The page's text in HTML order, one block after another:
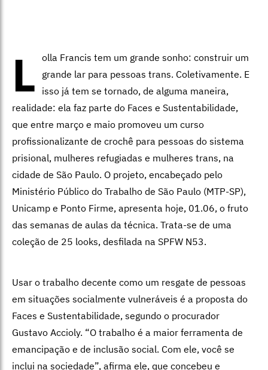
L olla Francis tem um grande sonho: construir um
grande lar para pessoas trans. Coletivamente. E
isso já tem se tornado, de alguma maneira,
realidade: ela faz parte do Faces e Sustentabilidade,
que entre março e maio promoveu um curso
profissionalizante de crochê para pessoas do sistema
prisional, mulheres refugiadas e mulheres trans, na
cidade de São Paulo. O projeto, encabeçado pelo
Ministério Público do Trabalho de São Paulo (MTP-SP),
Unicamp e Ponto Firme, apresenta hoje, 01.06, o fruto
das semanas de aulas da técnica. Trata-se de uma
coleção de 25 looks, desfilada na SPFW N53.
Usar o trabalho decente como um resgate de pessoas
em situações socialmente vulneráveis é a proposta do
Faces e Sustentabilidade, segundo o procurador
Gustavo Accioly. “O trabalho é a maior ferramenta de
emancipação e de inclusão social. Com ele, você se
inclui na sociedade”, afirma ele, que concebeu e